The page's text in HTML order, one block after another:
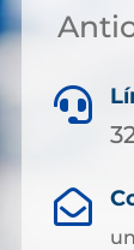

